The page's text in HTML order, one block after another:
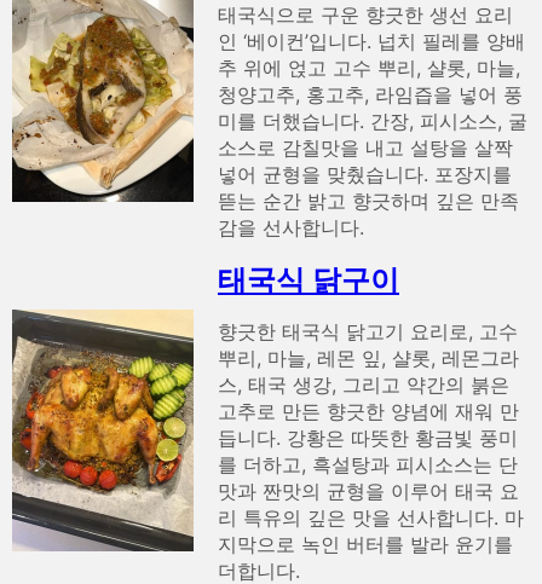
태국식으로 구운 향긋한 생선 요리
인 ‘베이컨’입니다. 넙치 필레를 양배
추 위에 얹고 고수 뿌리, 샬롯, 마늘,
청양고추, 홍고추, 라임즙을 넣어 풍
미를 더했습니다. 간장, 피시소스, 굴
소스로 감칠맛을 내고 설탕을 살짝
넣어 균형을 맞췄습니다. 포장지를
뜯는 순간 밝고 향긋하며 깊은 만족
감을 선사합니다.
태국식 닭구이
향긋한 태국식 닭고기 요리로, 고수
뿌리, 마늘, 레몬 잎, 샬롯, 레몬그라
스, 태국 생강, 그리고 약간의 붉은
고추로 만든 향긋한 양념에 재워 만
듭니다. 강황은 따뜻한 황금빛 풍미
를 더하고, 흑설탕과 피시소스는 단
맛과 짠맛의 균형을 이루어 태국 요
리 특유의 깊은 맛을 선사합니다. 마
지막으로 녹인 버터를 발라 윤기를
더합니다.